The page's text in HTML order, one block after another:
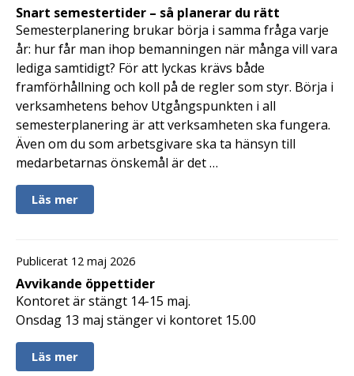
Snart semestertider – så planerar du rätt
Semesterplanering brukar börja i samma fråga varje
år: hur får man ihop bemanningen när många vill vara
lediga samtidigt? För att lyckas krävs både
framförhållning och koll på de regler som styr. Börja i
verksamhetens behov Utgångspunkten i all
semesterplanering är att verksamheten ska fungera.
Även om du som arbetsgivare ska ta hänsyn till
medarbetarnas önskemål är det …
Läs mer
Publicerat 12 maj 2026
Avvikande öppettider
Kontoret är stängt 14-15 maj.
Onsdag 13 maj stänger vi kontoret 15.00
Läs mer